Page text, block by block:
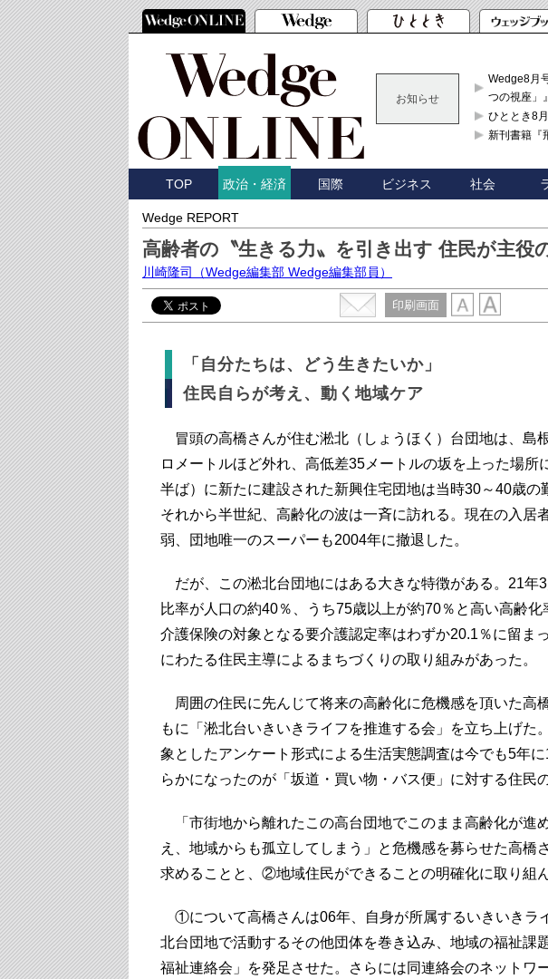
お知らせ
Wedge8月
つの視座」』
ひととき8
新刊書籍『
TOP 政治・経済 国際 ビジネス 社会
Wedge REPORT
高齢者の〝生きる力〟を引き出す 住民が主役
川崎隆司 （Wedge編集部 Wedge編集部員）
印刷画面
「自分たちは、どう生きたいか」
住民自らが考え、動く地域ケア
冒頭の高橋さんが住む淞北（しょうほく）台団地は、島
ロメートルほど外れ、高低差35メートルの坂を上った場所
半ば）に新たに建設された新興住宅団地は当時30～40歳の
それから半世紀、高齢化の波は一斉に訪れる。現在の入居
弱、団地唯一のスーパーも2004年に撤退した。
だが、この淞北台団地にはある大きな特徴がある。21年
比率が人口の約40％、うち75歳以上が約70％と高い高齢化
介護保険の対象となる要介護認定率はわずか20.1％に留ま
にわたる住民主導によるまちづくりの取り組みがあった。
周囲の住民に先んじて将来の高齢化に危機感を頂いた高
もに「淞北台いきいきライフを推進する会」を立ち上げた
象としたアンケート形式による生活実態調査は今でも5年
らかになったのが「坂道・買い物・バス便」に対する住民
「市街地から離れたこの高台団地でこのまま高齢化が進
え、地域からも孤立してしまう」と危機感を募らせた高
求めることと、②地域住民ができることの明確化に取り組ん
①について高橋さんは06年、自身が所属するいきいきラ
北台団地で活動するその他団体を巻き込み、地域の福祉課
福祉連絡会」を発足させた。さらには同連絡会のネットワ